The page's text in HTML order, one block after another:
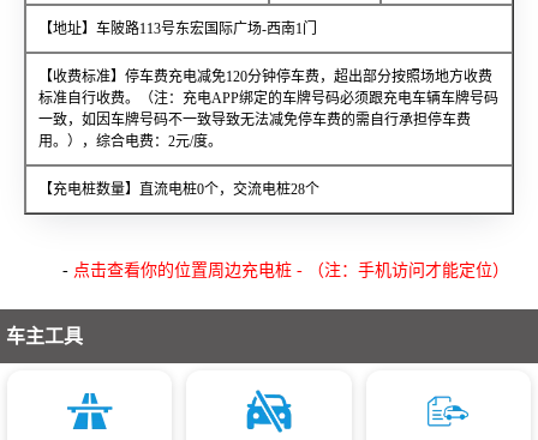
【地址】车陂路113号东宏国际广场-西南1门
【收费标准】停车费充电减免120分钟停车费，超出部分按照场地方收费
标准自行收费。（注：充电APP绑定的车牌号码必须跟充电车辆车牌号码
一致，如因车牌号码不一致导致无法减免停车费的需自行承担停车费
用。），综合电费：2元/度。
【充电桩数量】直流电桩0个，交流电桩28个
- 点击查看你的位置周边充电桩 - （注：手机访问才能定位）
车主工具